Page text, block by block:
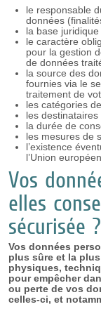
le responsable
données
la base
le caractère
pour la gestion
de données
la source des
fournies via le
traitement de
les catégories
les
la durée de
les mesures de
l’existence
l’Union
Vos
elles
sécurisée ?
Vos données
plus sûre et la
physiques,
pour empêcher
ou perte de vos
celles-ci, et